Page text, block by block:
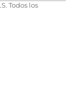
Todos los